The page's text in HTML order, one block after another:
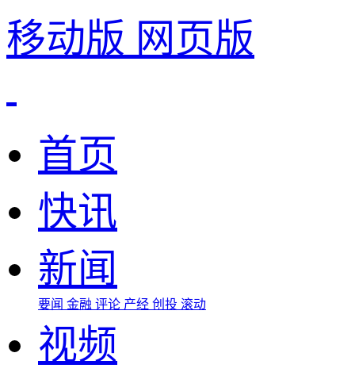
移动版 网页版
首页
快讯
新闻
要闻 金融 评论 产经 创投 滚动
视频